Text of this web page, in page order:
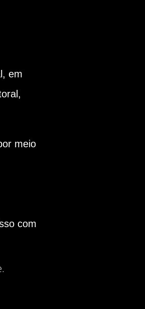
em
meio
com